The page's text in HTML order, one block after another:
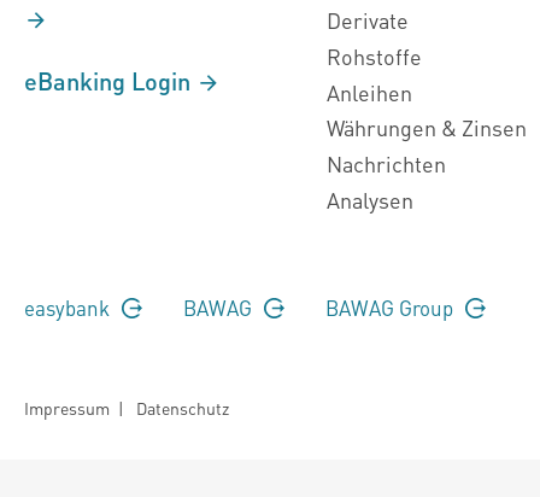
eBanking Login
Derivate
Rohstoffe
Anleihen
Währungen & Zinsen
Nachrichten
Analysen
easybank BAWAG BAWAG Group
Impressum | Datenschutz